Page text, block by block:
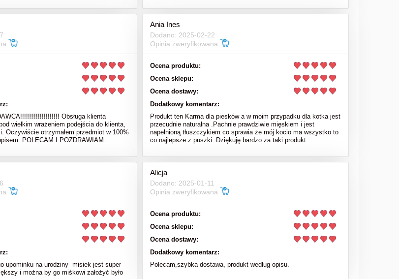
Obsługa klienta
wielkim wrażeniem podejścia do klienta,
Oczywiście otrzymałem przedmiot w 100%
POLECAM I POZDRAWIAM.
Ania Ines
Dodano: 2025-02-22
Opinia zweryfikowana
Ocena produktu:
Ocena sklepu:
Ocena dostawy:
Dodatkowy komentarz:
Produkt ten Karma dla piesków a w moim przypadku dla kotka jest
przecudnie naturalna .Pachnie prawdziwie mięskiem i jest
napełnioną tłuszczykiem co sprawia że mój kocio ma wszystko to
co najlepsze z puszki .Dziękuję bardzo za taki produkt .
upominku na urodziny- misiek jest super
i można by go miśkowi założyć było
Alicja
Dodano: 2025-01-11
Opinia zweryfikowana
Ocena produktu:
Ocena sklepu:
Ocena dostawy:
Dodatkowy komentarz:
Polecam,szybka dostawa, produkt według opisu.